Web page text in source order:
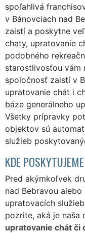
spoľahlivá
v Bánovciach nad
zaistí a poskytne
chaty, upratovanie
podobného
starostlivosťou vám
spoločnosť zaistí v
upratovanie chát i
báze generálneho
Všetky prípravky
objektov sú
služieb
KDE
Pred akýmkoľvek
nad Bebravou alebo
upratovacích
pozrite, aká je naša
upratovanie chát či